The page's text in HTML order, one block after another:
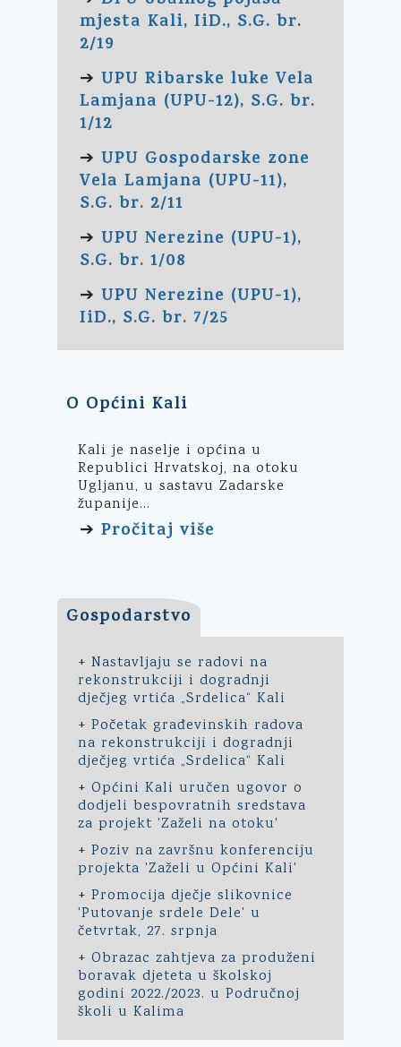
mjesta Kali, IiD., S.G. br.
2/19
➔ UPU Ribarske luke Vela
Lamjana (UPU-12), S.G. br.
1/12
➔ UPU Gospodarske zone
Vela Lamjana (UPU-11),
S.G. br. 2/11
➔ UPU Nerezine (UPU-1),
S.G. br. 1/08
➔ UPU Nerezine (UPU-1),
IiD., S.G. br. 7/25
O Općini Kali
Kali je naselje i općina u
Republici Hrvatskoj, na otoku
Ugljanu, u sastavu Zadarske
županije...
➔ Pročitaj više
Gospodarstvo
+ Nastavljaju se radovi na
rekonstrukciji i dogradnji
dječjeg vrtića „Srdelica“ Kali
+ Početak građevinskih radova
na rekonstrukciji i dogradnji
dječjeg vrtića „Srdelica“ Kali
+ Općini Kali uručen ugovor o
dodjeli bespovratnih sredstava
za projekt 'Zaželi na otoku'
+ Poziv na završnu konferenciju
projekta 'Zaželi u Općini Kali'
+ Promocija dječje slikovnice
'Putovanje srdele Dele' u
četvrtak, 27. srpnja
+ Obrazac zahtjeva za produženi
boravak djeteta u školskoj
godini 2022./2023. u Područnoj
školi u Kalima